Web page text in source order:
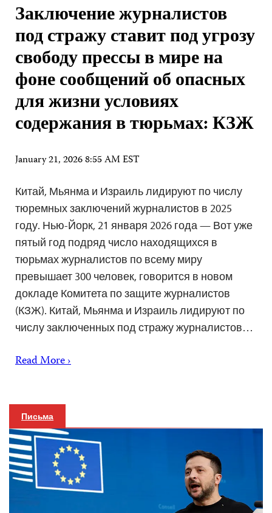
Заключение журналистов
под стражу ставит под угрозу
свободу прессы в мире на
фоне сообщений об опасных
для жизни условиях
содержания в тюрьмах: КЗЖ
January 21, 2026 8:55 AM EST
Китай, Мьянма и Израиль лидируют по числу
тюремных заключений журналистов в 2025
году. Нью-Йорк, 21 января 2026 года — Вот уже
пятый год подряд число находящихся в
тюрьмах журналистов по всему миру
превышает 300 человек, говорится в новом
докладе Комитета по защите журналистов
(КЗЖ). Китай, Мьянма и Израиль лидируют по
числу заключенных под стражу журналистов…
Read More ›
Письма